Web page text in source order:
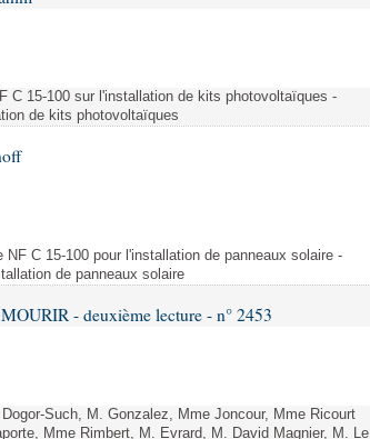
C 15-100 sur l'installation de kits photovoltaïques -
de kits photovoltaïques
C 15-100 pour l'installation de panneaux solaire -
de panneaux solaire
- deuxième lecture - n° 2453
Such, M. Gonzalez, Mme Joncour, Mme Ricourt
Mme Rimbert, M. Evrard, M. David Magnier, M. Le